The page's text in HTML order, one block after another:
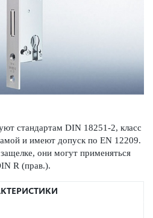
стандартам DIN 18251-2, класс
и имеют допуск по EN 12209.
они могут применяться
R (прав.).